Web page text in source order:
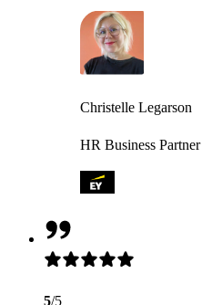
Christelle Legarson
HR Business Partner
5/5